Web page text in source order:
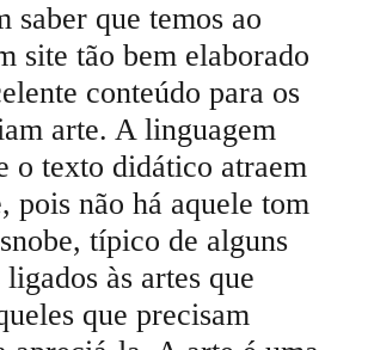
saber que temos ao
site tão bem elaborado
conteúdo para os
arte. A linguagem
o texto didático atraem
pois não há aquele tom
típico de alguns
às artes que
que precisam